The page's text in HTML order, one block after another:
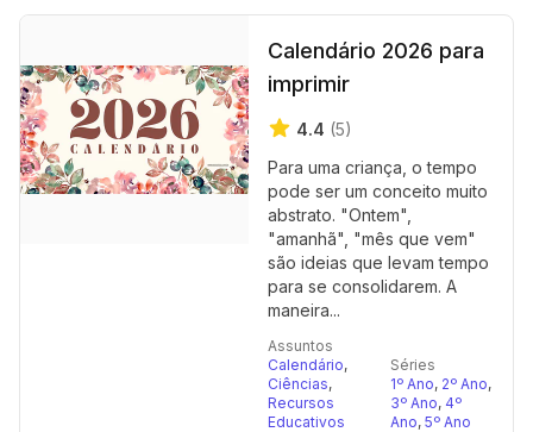
Calendário 2026 para
imprimir
4.4 (5)
Para uma criança, o tempo
pode ser um conceito muito
abstrato. "Ontem",
"amanhã", "mês que vem"
são ideias que levam tempo
para se consolidarem. A
maneira...
Assuntos
Calendário,
Ciências,
Recursos
Educativos
Séries
1º Ano, 2º Ano,
3º Ano, 4º
Ano, 5º Ano